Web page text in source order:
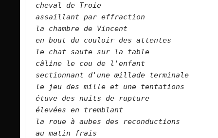
cheval de Troie
assaillant par effraction
la chambre de Vincent
en bout du couloir des attentes
le chat saute sur la table
câline le cou de l'enfant
sectionnant d'une œillade terminale
le jeu des mille et une tentations
étuve des nuits de rupture
élevées en tremblant
la roue à aubes des reconductions
au matin frais